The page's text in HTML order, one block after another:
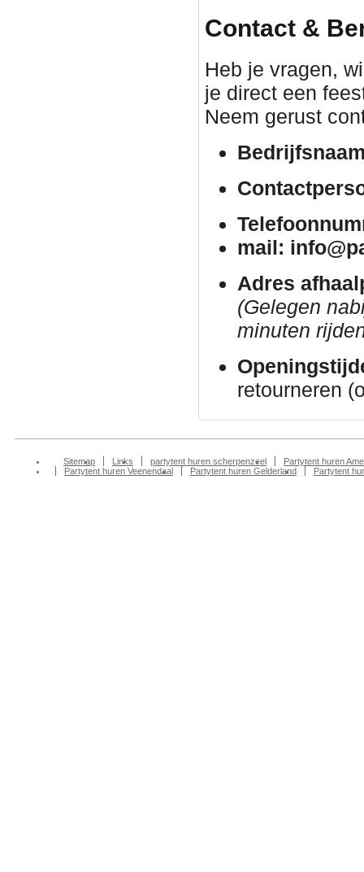
Contact &
Heb je vragen,
je direct een
Neem gerust
mail:
Adres
(Gelegen
minuten
retourneren
Sitemap Links partytent huren scherpenzeel
Partytent huren
Partytent huren Veenendaal
Partytent huren Gelderland Partytent